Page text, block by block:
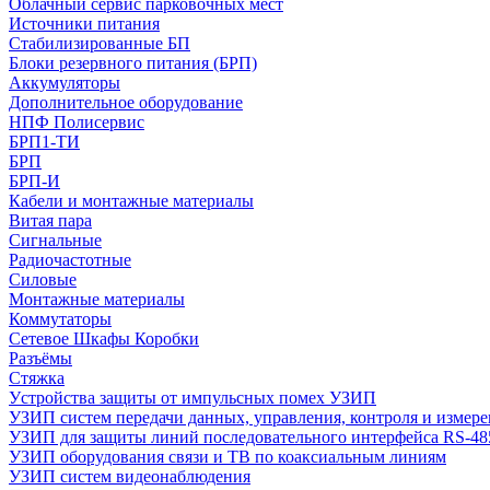
Облачный сервис парковочных мест
Источники питания
Стабилизированные БП
Блоки резервного питания (БРП)
Аккумуляторы
Дополнительное оборудование
НПФ Полисервис
БРП1-ТИ
БРП
БРП-И
Кабели и монтажные материалы
Витая пара
Сигнальные
Радиочастотные
Силовые
Монтажные материалы
Коммутаторы
Сетевое Шкафы Коробки
Разъёмы
Стяжка
Уcтройства защиты от импульсных помех УЗИП
УЗИП систем передачи данных, управления, контроля и
УЗИП для защиты линий последовательного интерфейса RS-
УЗИП оборудования связи и ТВ по коаксиальным линиям
УЗИП систем видеонаблюдения